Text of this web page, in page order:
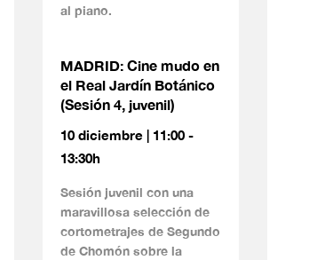
al piano.
MADRID: Cine mudo en
el Real Jardín Botánico
(Sesión 4, juvenil)
10 diciembre | 11:00 -
13:30h
Sesión juvenil con una
maravillosa selección de
cortometrajes de Segundo
de Chomón sobre la